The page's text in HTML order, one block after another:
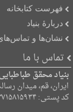
فهرست کتابخانه
دربارۀ بنیاد
نشان‌ها و تماس‌های
تماس با ما
بنیاد محقق طباطبایی
ایران، قم، میدان
کد پستی: ۳۷۱۵۸۱۵۹۳۴